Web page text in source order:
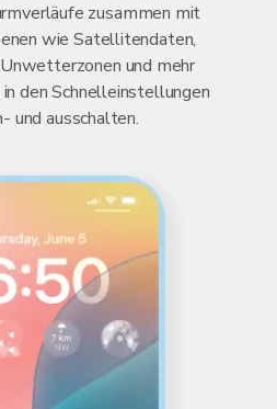
zusammen mit
wie Satellitendaten,
und mehr
den Schnelleinstellungen
und ausschalten.